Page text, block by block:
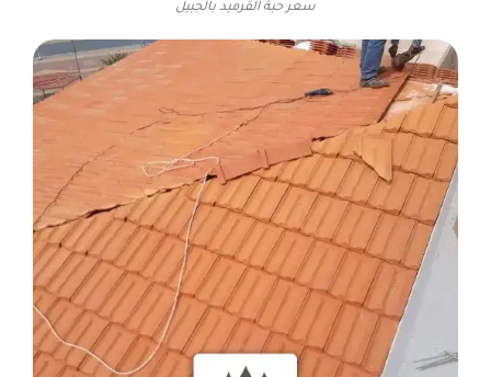
سعر حبة القرميد بالجبيل